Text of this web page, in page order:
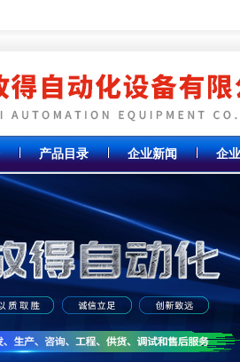
产品目录 企业新闻 企